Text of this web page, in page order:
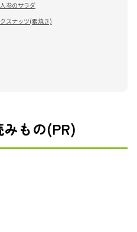
人参のサラダ
スナッツ(素焼き)
もの(PR)